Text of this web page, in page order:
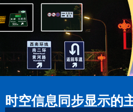
时空信息同步显示的